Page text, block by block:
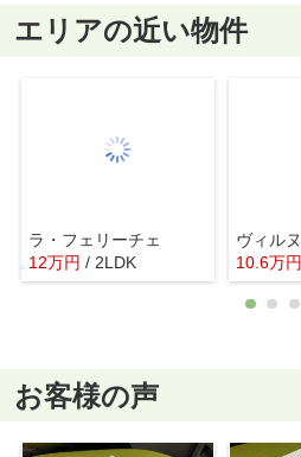
エリアの近い物件
ラ・フェリーチェ
12万円 / 2LDK
10.6万円
お客様の声